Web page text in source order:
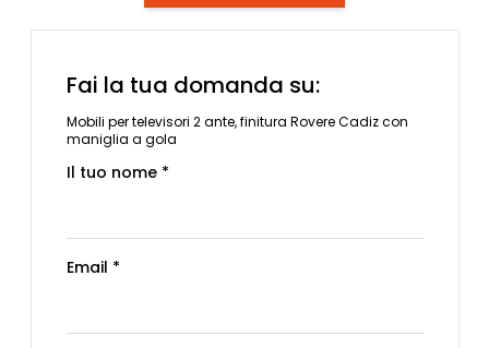
Fai la tua domanda su:
Mobili per televisori 2 ante, finitura Rovere Cadiz con
maniglia a gola
Il tuo nome *
Email *